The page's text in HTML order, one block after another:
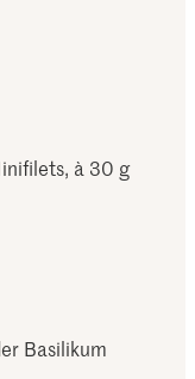
à 30 g
Basilikum